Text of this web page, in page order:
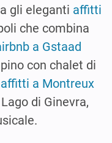
gli eleganti affitti
che combina
a Gstaad
con chalet di
affitti a Montreux
di Ginevra,